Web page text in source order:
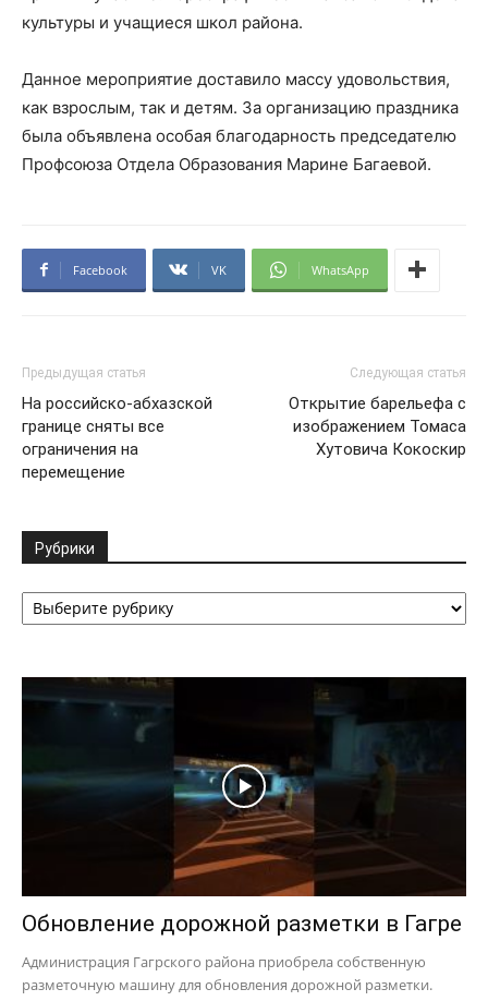
культуры и учащиеся школ района.
Данное мероприятие доставило массу удовольствия,
как взрослым, так и детям. За организацию праздника
была объявлена особая благодарность председателю
Профсоюза Отдела Образования Марине Багаевой.
Facebook VK WhatsApp
Предыдущая статья
На российско-абхазской
границе сняты все
ограничения на
перемещение
Следующая статья
Открытие барельефа с
изображением Томаса
Хутовича Кокоскир
Рубрики
Рубрики
Обновление дорожной разметки в Гагре
Администрация Гагрского района приобрела собственную
разметочную машину для обновления дорожной разметки.